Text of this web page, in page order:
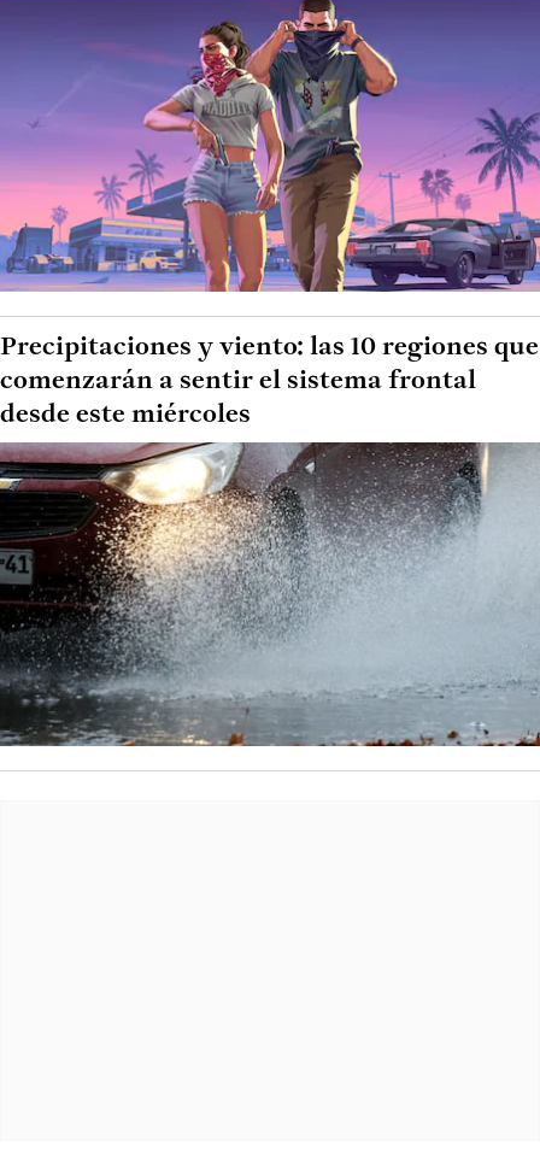
Precipitaciones y viento: las 10 regiones que
comenzarán a sentir el sistema frontal
desde este miércoles